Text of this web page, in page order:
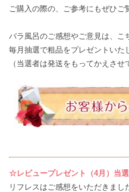
ご購入の際の、ご参考にもぜひ
バラ風呂のご感想やご意見は、 こ
毎月抽選で粗品をプレゼントいた
（当選者は発送をもってかえさせ
☆レビュープレゼント（4月）当
リフレスはご感想をいただきまし